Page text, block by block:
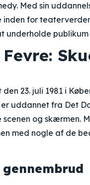
Med sin
for
publikum
Fevre:
23. juli 1981 i
uddannet fra Det
og skærmen.
med nogle af de